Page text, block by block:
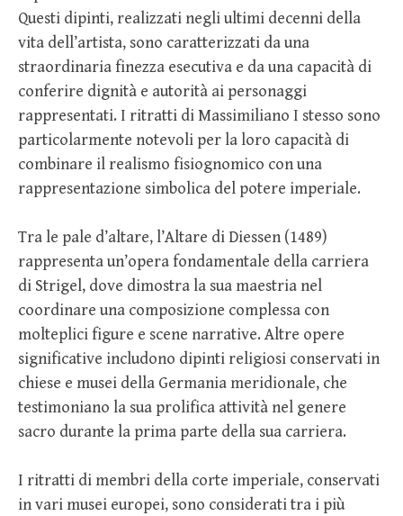
Questi dipinti, realizzati negli ultimi decenni della
vita dell’artista, sono caratterizzati da una
straordinaria finezza esecutiva e da una capacità di
conferire dignità e autorità ai personaggi
rappresentati. I ritratti di Massimiliano I stesso sono
particolarmente notevoli per la loro capacità di
combinare il realismo fisiognomico con una
rappresentazione simbolica del potere imperiale.
Tra le pale d’altare, l’Altare di Diessen (1489)
rappresenta un’opera fondamentale della carriera
di Strigel, dove dimostra la sua maestria nel
coordinare una composizione complessa con
molteplici figure e scene narrative. Altre opere
significative includono dipinti religiosi conservati in
chiese e musei della Germania meridionale, che
testimoniano la sua prolifica attività nel genere
sacro durante la prima parte della sua carriera.
I ritratti di membri della corte imperiale, conservati
in vari musei europei, sono considerati tra i più